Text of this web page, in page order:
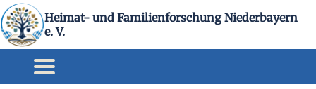
Heimat- und Familienforschung Niederbayern
e. V.